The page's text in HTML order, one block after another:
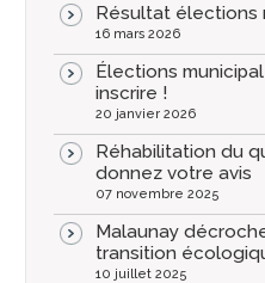
Résultat élections
16 mars 2026
Élections
inscrire !
20 janvier 2026
Réhabilitation du
donnez votre avis
07 novembre 2025
Malaunay
transition
10 juillet 2025